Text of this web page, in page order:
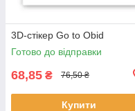
3D-стікер Go to Obid
Готово до відправки
68,85 ₴ 76,50 ₴
Купити